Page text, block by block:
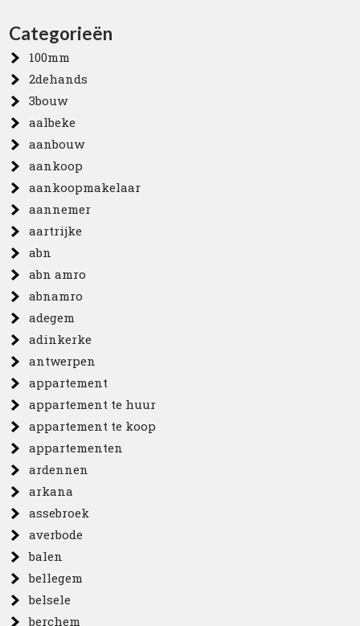
Categorieën
100mm
2dehands
3bouw
aalbeke
aanbouw
aankoop
aankoopmakelaar
aannemer
aartrijke
abn
abn amro
abnamro
adegem
adinkerke
antwerpen
appartement
appartement te huur
appartement te koop
appartementen
ardennen
arkana
assebroek
averbode
balen
bellegem
belsele
berchem